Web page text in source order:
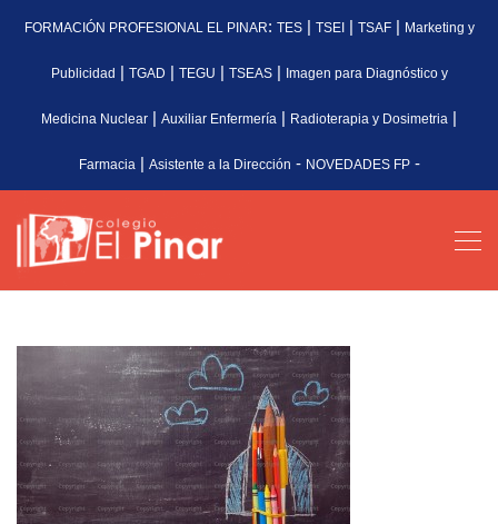
FORMACIÓN PROFESIONAL EL PINAR: TES| TSEI| TSAF| Marketing y
Publicidad | TGAD | TEGU | TSEAS| Imagen para Diagnóstico y
Medicina Nuclear | Auxiliar Enfermería | Radioterapia y Dosimetria |
Farmacia | Asistente a la Dirección - NOVEDADES FP-